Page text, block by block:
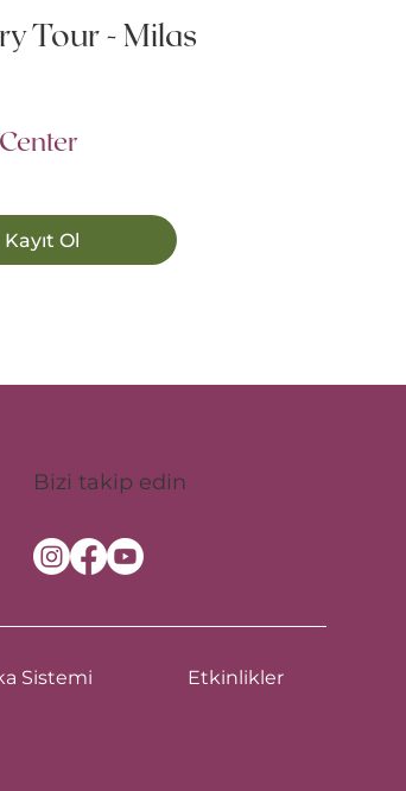
Tour - Milas
Kayıt Ol
Bizi takip edin
Sistemi Etkinlikler